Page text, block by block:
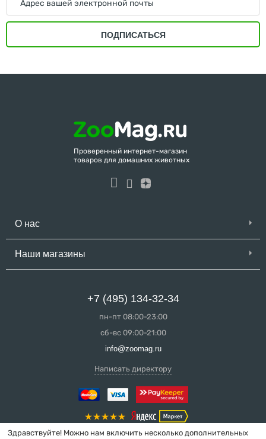
ПОДПИСАТЬСЯ
Проверенный интернет-магазин
товаров для домашних животных
О нас
Наши магазины
+7 (495) 134-32-34
пн-пт 08:00-23:00
сб-вс 09:00-21:00
info@zoomag.ru
Написать директору
Здравствуйте! Можно нам включить несколько дополнительных